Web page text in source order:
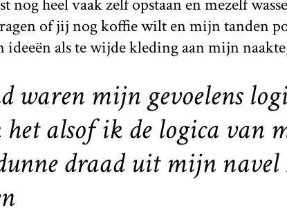
nog heel vaak zelf opstaan en mezelf
of jij nog koffie wilt en mijn tanden
als te wijde kleding aan mijn
waren mijn gevoelens
het alsof ik de logica van
draad uit mijn navel